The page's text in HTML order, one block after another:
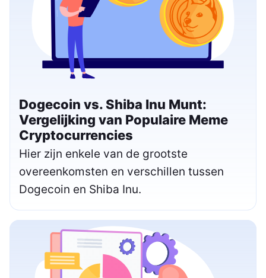
Dogecoin vs. Shiba Inu Munt:
Vergelijking van Populaire Meme
Cryptocurrencies
Hier zijn enkele van de grootste
overeenkomsten en verschillen tussen
Dogecoin en Shiba Inu.